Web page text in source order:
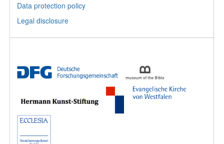
Data protection policy
Legal disclosure